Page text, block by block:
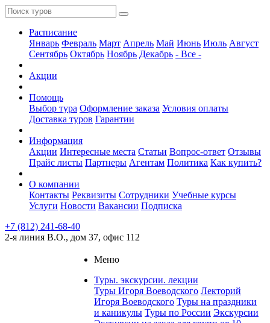
Расписание
Январь Февраль Март Апрель Май Июнь Июль Август
Сентябрь Октябрь Ноябрь Декабрь - Все -
Акции
Помощь
Выбор тура Оформление заказа Условия оплаты
Доставка туров Гарантии
Информация
Акции Интересные места Статьи Вопрос-ответ Отзывы
Прайс листы Партнеры Агентам Политика Как купить?
О компании
Контакты Реквизиты Сотрудники Учебные курсы
Услуги Новости Вакансии Подписка
+7 (812) 241-68-40
2-я линия В.О., дом 37, офис 112
Меню
Туры. экскурсии. лекции
Туры Игоря Воеводского Лекторий
Игоря Воеводского Туры на праздники
и каникулы Туры по России Экскурсии